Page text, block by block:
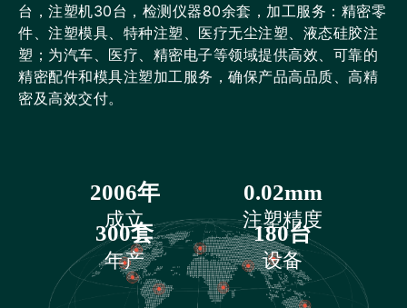
台，注塑机30台，检测仪器80余套，加工服务：精密零
件、注塑模具、特种注塑、医疗无尘注塑、液态硅胶注
塑；为汽车、医疗、精密电子等领域提供高效、可靠的
精密配件和模具注塑加工服务，确保产品高品质、高精
密及高效交付。
2006年
成立
0.02mm
注塑精度
300套
年产
180台
设备